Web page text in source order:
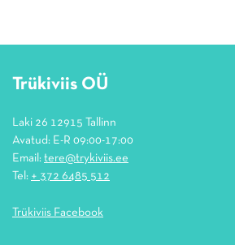
Trükiviis OÜ
Laki 26 12915 Tallinn
Avatud: E-R 09:00-17:00
Email: tere@trykiviis.ee
Tel: + 372 6485 512
Trükiviis Facebook